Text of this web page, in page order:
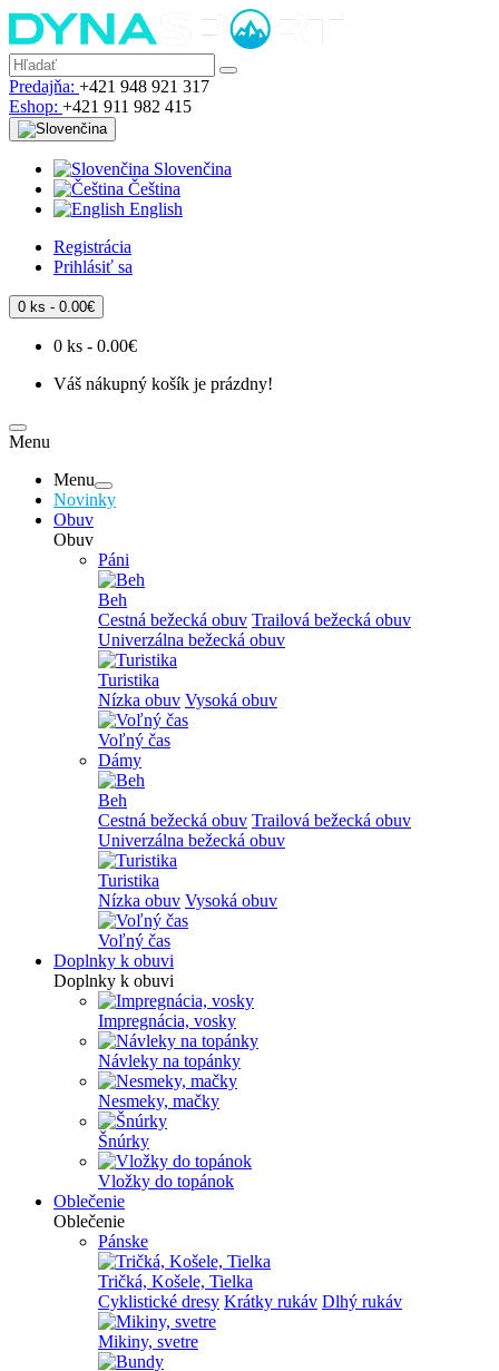
Predajňa: +421 948 921 317
Eshop: +421 911 982 415
Slovenčina
Čeština
English
Registrácia
Prihlásiť sa
0 ks - 0.00€
0 ks - 0.00€
Váš nákupný košík je prázdny!
Menu
Menu
Novinky
Obuv
Obuv
Páni
Beh
Cestná bežecká obuv Trailová bežecká obuv
Univerzálna bežecká obuv
Turistika
Nízka obuv Vysoká obuv
Voľný čas
Dámy
Beh
Cestná bežecká obuv Trailová bežecká obuv
Univerzálna bežecká obuv
Turistika
Nízka obuv Vysoká obuv
Voľný čas
Doplnky k obuvi
Doplnky k obuvi
Impregnácia, vosky
Návleky na topánky
Nesmeky, mačky
Šnúrky
Vložky do topánok
Oblečenie
Oblečenie
Pánske
Tričká, Košele, Tielka
Cyklistické dresy Krátky rukáv Dlhý rukáv
Mikiny, svetre